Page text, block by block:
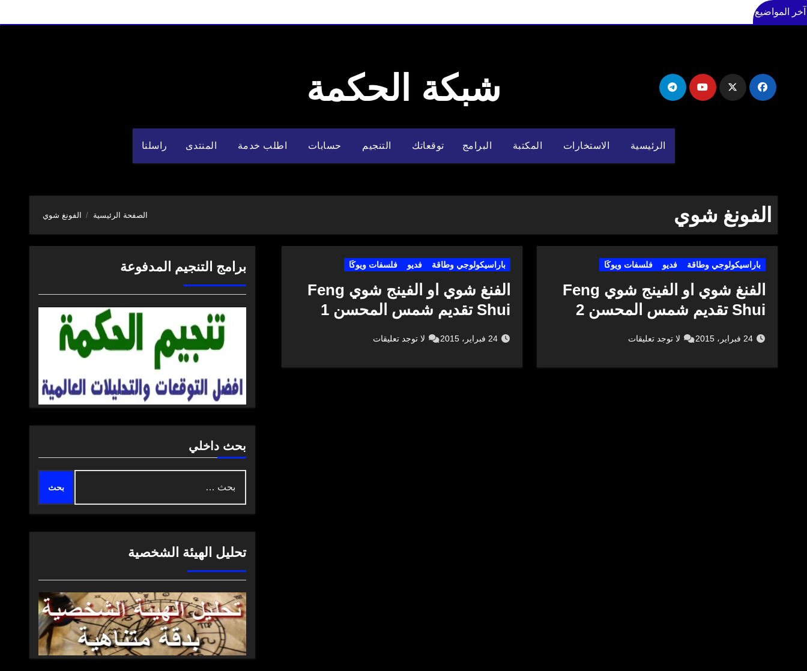
آخر المواضيع
شبكة الحكمة
الرئيسية الاستخارات المكتبة البرامج توقعاتك التنجيم حسابات اطلب خدمة المنتدى راسلنا
الفونغ شوي الصفحة الرئيسية الفونغ شوي
باراسيكولوجي وطاقة فديو فلسفات ويوكَا
الفنغ شوي او الفينج شوي Feng
Shui تقديم شمس المحسن 2
24 فبراير، 2015 لا توجد تعليقات
باراسيكولوجي وطاقة فديو فلسفات ويوكَا
الفنغ شوي او الفينج شوي Feng
Shui تقديم شمس المحسن 1
24 فبراير، 2015 لا توجد تعليقات
برامج التنجيم المدفوعة
بحث داخلي
عن:
تحليل الهيئة الشخصية